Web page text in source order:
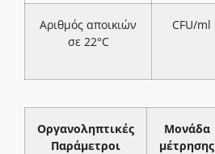
Αριθμός αποικιών
σε 22°C
CFU/ml
Οργανοληπτικές
Παράμετροι
Μονάδα
μέτρησης